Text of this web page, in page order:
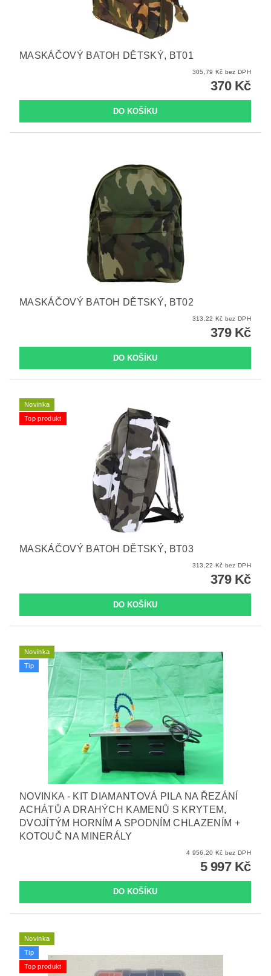
MASKÁČOVÝ BATOH DĚTSKÝ, BT01
305,79 Kč bez DPH
370 Kč
MASKÁČOVÝ BATOH DĚTSKÝ, BT02
313,22 Kč bez DPH
379 Kč
Novinka
Top produkt
MASKÁČOVÝ BATOH DĚTSKÝ, BT03
313,22 Kč bez DPH
379 Kč
Novinka
Tip
NOVINKA - KIT DIAMANTOVÁ PILA NA ŘEZÁNÍ
ACHÁTŮ A DRAHÝCH KAMENŮ S KRYTEM,
DVOJÍTÝM HORNÍM A SPODNÍM CHLAZENÍM +
KOTOUČ NA MINERÁLY
4 956,20 Kč bez DPH
5 997 Kč
Novinka
Tip
Top produkt